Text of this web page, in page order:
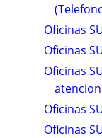
Oficinas
Oficinas
Oficinas
atencion
Oficinas
Oficinas